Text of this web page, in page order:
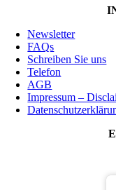
Newsletter
FAQs
Schreiben Sie uns
Telefon
AGB
Impressum –